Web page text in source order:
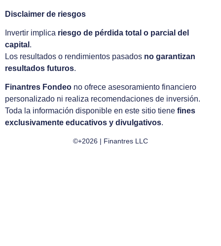
Disclaimer de riesgos
Invertir implica riesgo de pérdida total o parcial del
capital .
Los resultados o rendimientos pasados no garantizan
resultados futuros.
Finantres Fondeo no ofrece asesoramiento financiero
personalizado ni realiza recomendaciones de inversión.
Toda la información disponible en este sitio tiene fines
exclusivamente educativos y divulgativos.
©+2026 | Finantres LLC